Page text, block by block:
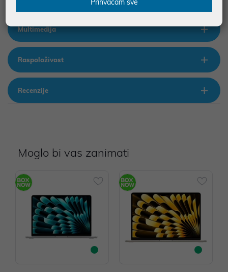
Multimedija
Raspoloživost
Recenzije
Moglo bi vas zanimati